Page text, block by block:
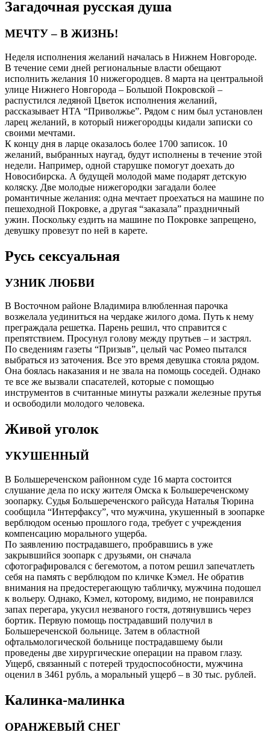
Загадочная русская душа
МЕЧТУ – В ЖИЗНЬ!
Неделя исполнения желаний началась в Нижнем Новгороде.
В течение семи дней региональные власти обещают
исполнить желания 10 нижегородцев. 8 марта на центральной
улице Нижнего Новгорода – Большой Покровской –
распустился ледяной Цветок исполнения желаний,
рассказывает НТА “Приволжье”. Рядом с ним был установлен
ларец желаний, в который нижегородцы кидали записки со
своими мечтами.
К концу дня в ларце оказалось более 1700 записок. 10
желаний, выбранных наугад, будут исполнены в течение этой
недели. Например, одной старушке помогут доехать до
Новосибирска. А будущей молодой маме подарят детскую
коляску. Две молодые нижегородки загадали более
романтичные желания: одна мечтает проехаться на машине по
пешеходной Покровке, а другая “заказала” праздничный
ужин. Поскольку ездить на машине по Покровке запрещено,
девушку провезут по ней в карете.
Русь сексуальная
УЗНИК ЛЮБВИ
В Восточном районе Владимира влюбленная парочка
возжелала уединиться на чердаке жилого дома. Путь к нему
преграждала решетка. Парень решил, что справится с
препятствием. Просунул голову между прутьев – и застрял.
По сведениям газеты “Призыв”, целый час Ромео пытался
выбраться из заточения. Все это время девушка стояла рядом.
Она боялась наказания и не звала на помощь соседей. Однако
те все же вызвали спасателей, которые с помощью
инструментов в считанные минуты разжали железные прутья
и освободили молодого человека.
Живой уголок
УКУШЕННЫЙ
В Большереченском районном суде 16 марта состоится
слушание дела по иску жителя Омска к Большереченскому
зоопарку. Судья Большереченского райсуда Наталья Тюрина
сообщила “Интерфаксу”, что мужчина, укушенный в зоопарке
верблюдом осенью прошлого года, требует с учреждения
компенсацию морального ущерба.
По заявлению пострадавшего, пробравшись в уже
закрывшийся зоопарк с друзьями, он сначала
сфотографировался с бегемотом, а потом решил запечатлеть
себя на память с верблюдом по кличке Кэмел. Не обратив
внимания на предостерегающую табличку, мужчина подошел
к вольеру. Однако, Кэмел, которому, видимо, не понравился
запах перегара, укусил незваного гостя, дотянувшись через
бортик. Первую помощь пострадавший получил в
Большереченской больнице. Затем в областной
офтальмологической больнице пострадавшему были
проведены две хирургические операции на правом глазу.
Ущерб, связанный с потерей трудоспособности, мужчина
оценил в 3461 рубль, а моральный ущерб – в 30 тыс. рублей.
Калинка-малинка
ОРАНЖЕВЫЙ СНЕГ